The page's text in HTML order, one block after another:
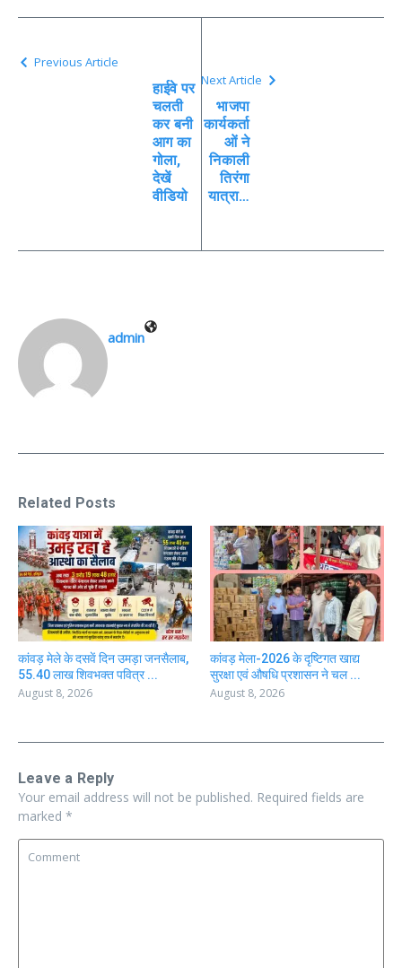
Previous Article
हाईवे पर
चलती
कर बनी
आग का
गोला,
देखें
वीडियो
Next Article
भाजपा
कार्यकर्ता
ओं ने
निकाली
तिरंगा
यात्रा…
admin
Related Posts
कांवड़ मेले के दसवें दिन उमड़ा जनसैलाब,
55.40 लाख शिवभक्त पवित्र ...
August 8, 2026
कांवड़ मेला-2026 के दृष्टिगत खाद्य
सुरक्षा एवं औषधि प्रशासन ने चल ...
August 8, 2026
Leave a Reply
Your email address will not be published. Required fields are
marked *